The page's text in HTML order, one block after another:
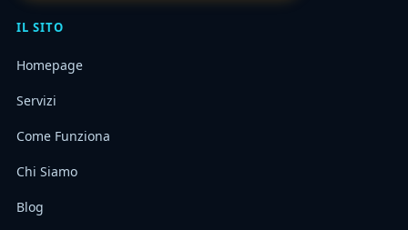
IL SITO
Homepage
Servizi
Come Funziona
Chi Siamo
Blog